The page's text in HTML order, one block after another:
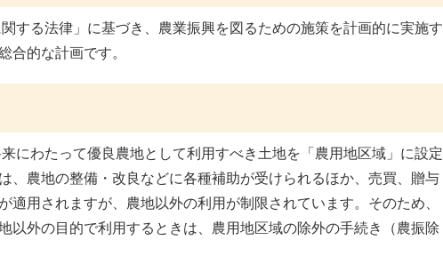
する法律」に基づき、農業振興を図るための施策を計画的に実施す
合的な計画です。
にわたって優良農地として利用すべき土地を「農用地区域」に設定
、農地の整備・改良などに各種補助が受けられるほか、売買、贈与
適用されますが、農地以外の利用が制限されています。そのため、
以外の目的で利用するときは、農用地区域の除外の手続き（農振除